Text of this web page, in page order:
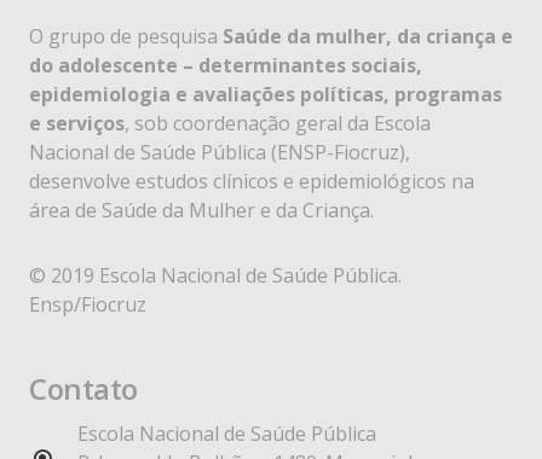
O grupo de pesquisa Saúde da mulher, da criança e
do adolescente – determinantes sociais,
epidemiologia e avaliações políticas, programas
e serviços, sob coordenação geral da Escola
Nacional de Saúde Pública (ENSP-Fiocruz),
desenvolve estudos clínicos e epidemiológicos na
área de Saúde da Mulher e da Criança.
© 2019 Escola Nacional de Saúde Pública.
Ensp/Fiocruz
Contato
Escola Nacional de Saúde Pública